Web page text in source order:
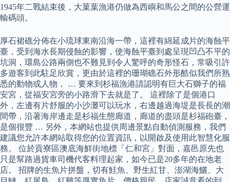
1945年二戰結束後，大菓葉漁港仍做為西嶼和馬公之間的公營運
輸碼頭。
厚石裙礁分佈在小琉球東南沿海一帶，這裡有綿延成片的海蝕平
臺，受到海水長期侵蝕的影響，使海蝕平臺到處呈現凹凸不平的
坑洞，環島公路兩側也不難見到令人驚呼的奇形怪石，常吸引許
多遊客到此駐足欣賞，更由於這裡的珊瑚礁石外形酷似我們所熟
悉的動物或人物， … 要來到杉福漁港請認明有巨大石獅子的福
安宮，從福安宮旁的小路滑下去就是了。 這裡除了是個港口
外，左邊有片舒服的小沙灘可以玩水，右邊越過海堤是長長的潮
間帶，沿著海岸邊走是杉福生態廊道，廊道的盡頭是杉福砲臺，
是個很豐 … 另外，本網站也提供周邊景點自動偵測服務，我們
建議您允許本網站取得您的位置資訊，以開啟及使用此智慧化服
務。 位於貢寮區澳底海鮮街地標「仁和宮」對面，嘉邑原先也
只是幫路過貨車司機代客料理起家，如今已是20多年的在地老
店。 招牌的生魚片拼盤，切有鮭魚、野生紅甘、澎湖海鱺、大